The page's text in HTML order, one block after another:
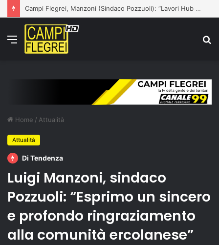
Campi Flegrei, Manzoni (Sindaco Pozzuoli): “Lavori Hub via Artiaco partiranno entro lunedì. Comprendo preoccupazioni cittadini, lavoriamo al loro fianco”
Menu
Home / Attualità
Attualità
Di Tendenza
Luigi Manzoni, sindaco
Pozzuoli: “Esprimo un sincero
e profondo ringraziamento
alla comunità ercolanese”